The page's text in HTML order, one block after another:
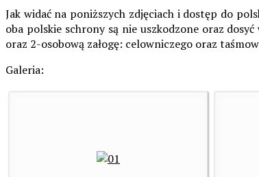
Jak widać na poniższych zdjęciach i dostęp do
oba polskie schrony są nie uszkodzone oraz
oraz 2-osobową załogę: celowniczego oraz
Galeria: